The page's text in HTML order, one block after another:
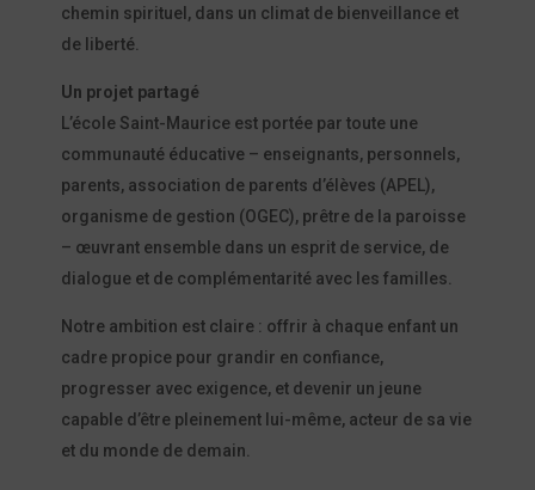
chemin spirituel, dans un climat de bienveillance et
de liberté.
Un projet partagé
L’école Saint-Maurice est portée par toute une
communauté éducative – enseignants, personnels,
parents, association de parents d’élèves (APEL),
organisme de gestion (OGEC), prêtre de la paroisse
– œuvrant ensemble dans un esprit de service, de
dialogue et de complémentarité avec les familles.
Notre ambition est claire : offrir à chaque enfant un
cadre propice pour grandir en confiance,
progresser avec exigence, et devenir un jeune
capable d’être pleinement lui-même, acteur de sa vie
et du monde de demain.